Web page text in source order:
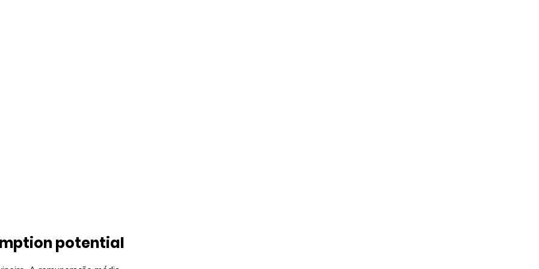
potential